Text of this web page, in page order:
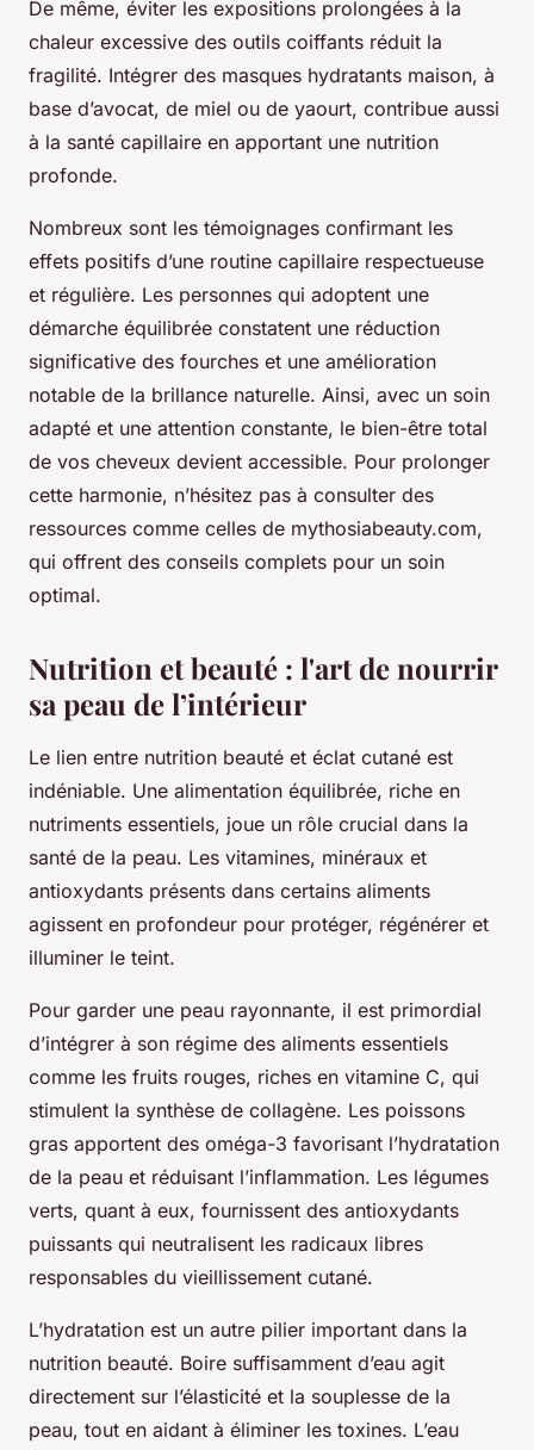
De même, éviter les expositions prolongées à la
chaleur excessive des outils coiffants réduit la
fragilité. Intégrer des masques hydratants maison, à
base d’avocat, de miel ou de yaourt, contribue aussi
à la santé capillaire en apportant une nutrition
profonde.
Nombreux sont les témoignages confirmant les
effets positifs d’une routine capillaire respectueuse
et régulière. Les personnes qui adoptent une
démarche équilibrée constatent une réduction
significative des fourches et une amélioration
notable de la brillance naturelle. Ainsi, avec un soin
adapté et une attention constante, le bien-être total
de vos cheveux devient accessible. Pour prolonger
cette harmonie, n’hésitez pas à consulter des
ressources comme celles de mythosiabeauty.com,
qui offrent des conseils complets pour un soin
optimal.
Nutrition et beauté : l'art de nourrir
sa peau de l’intérieur
Le lien entre nutrition beauté et éclat cutané est
indéniable. Une alimentation équilibrée, riche en
nutriments essentiels, joue un rôle crucial dans la
santé de la peau. Les vitamines, minéraux et
antioxydants présents dans certains aliments
agissent en profondeur pour protéger, régénérer et
illuminer le teint.
Pour garder une peau rayonnante, il est primordial
d’intégrer à son régime des aliments essentiels
comme les fruits rouges, riches en vitamine C, qui
stimulent la synthèse de collagène. Les poissons
gras apportent des oméga-3 favorisant l’hydratation
de la peau et réduisant l’inflammation. Les légumes
verts, quant à eux, fournissent des antioxydants
puissants qui neutralisent les radicaux libres
responsables du vieillissement cutané.
L’hydratation est un autre pilier important dans la
nutrition beauté. Boire suffisamment d’eau agit
directement sur l’élasticité et la souplesse de la
peau, tout en aidant à éliminer les toxines. L’eau